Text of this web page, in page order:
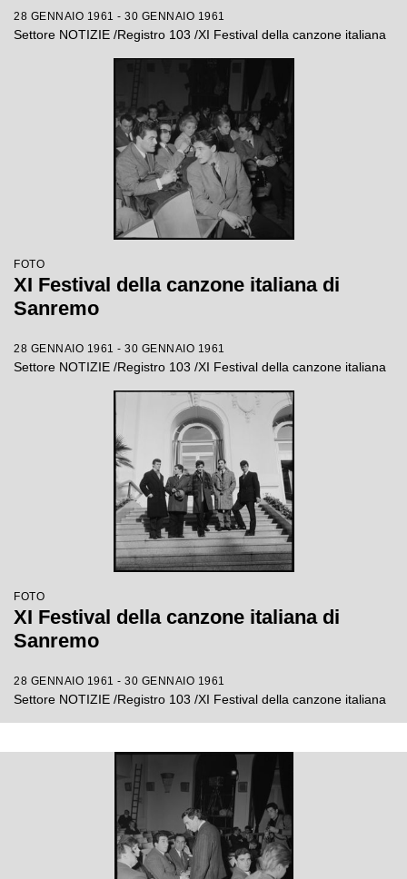
28 GENNAIO 1961 - 30 GENNAIO 1961
Settore NOTIZIE /Registro 103 /XI Festival della canzone italiana
FOTO
XI Festival della canzone italiana di
Sanremo
28 GENNAIO 1961 - 30 GENNAIO 1961
Settore NOTIZIE /Registro 103 /XI Festival della canzone italiana
FOTO
XI Festival della canzone italiana di
Sanremo
28 GENNAIO 1961 - 30 GENNAIO 1961
Settore NOTIZIE /Registro 103 /XI Festival della canzone italiana